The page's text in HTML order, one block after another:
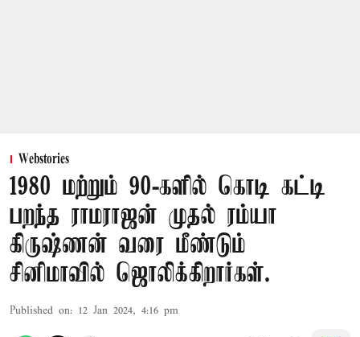
Webstories
1980 மற்றும் 90-களில் கொடி கட்டி
பறந்த ராமராஜன் முதல் ரம்யா
கிருஷ்ணன் வரை மீண்டும்
சினிமாவில் ஜொலிக்கிறார்கள்.
Published on: 12 Jan 2024, 4:16 pm